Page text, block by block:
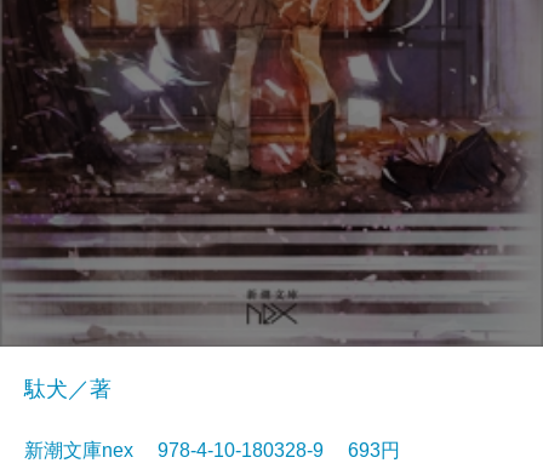
駄犬／著
新潮文庫nex 978-4-10-180328-9 693円